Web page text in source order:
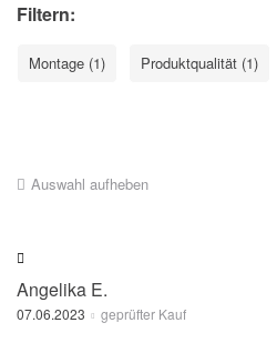
Filtern:
Montage (1) Produktqualität (1)
Auswahl aufheben
Angelika E.
07.06.2023 geprüfter Kauf